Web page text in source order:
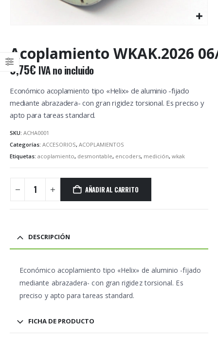
Acoplamiento WKAK.2026
9,75€ IVA no incluido
Económico acoplamiento tipo «Helix» de aluminio -fijado
mediante abrazadera- con gran rigidez torsional. Es preciso y
apto para tareas standard.
SKU: ACHA0001
Categorías: ACCESORIOS, ACOPLAMIENTOS
Etiquetas: acoplamiento, desmontable, encoders, medición, wkak
AÑADIR AL CARRITO
DESCRIPCIÓN
Económico acoplamiento tipo «Helix» de aluminio -fijado
mediante abrazadera- con gran rigidez torsional. Es
preciso y apto para tareas standard.
FICHA DE PRODUCTO